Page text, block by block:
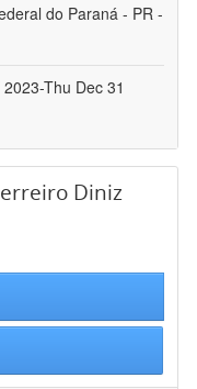
do Paraná - PR -
Thu Dec 31
Diniz